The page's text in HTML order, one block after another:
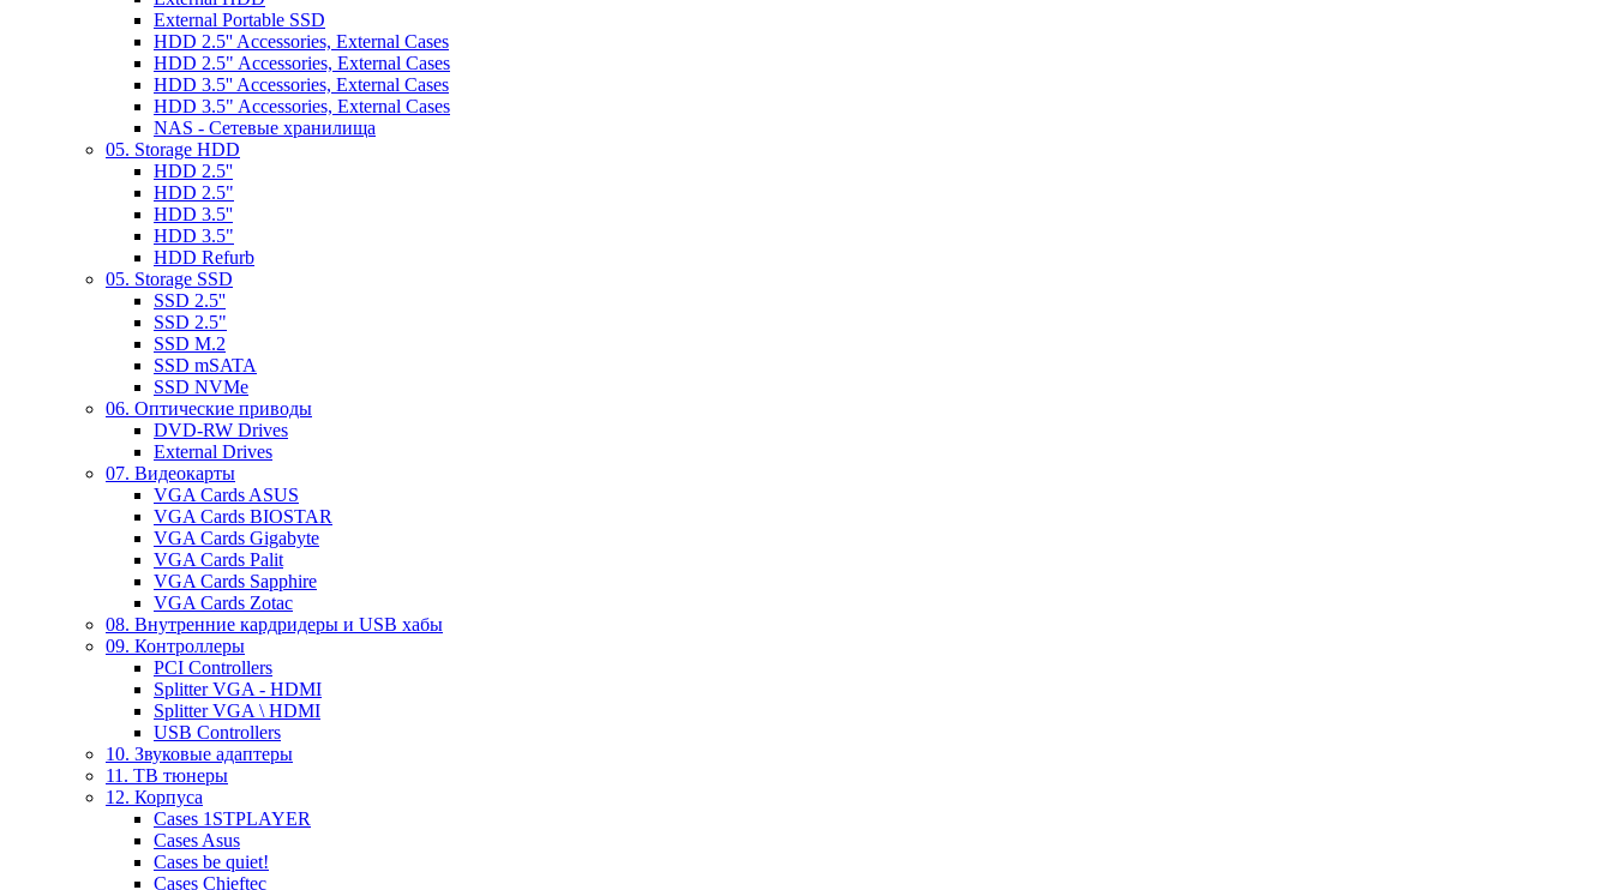
External Portable SSD
HDD 2.5'' Accessories, External Cases
HDD 2.5" Accessories, External Cases
HDD 3.5'' Accessories, External Cases
HDD 3.5" Accessories, External Cases
NAS - Сетевые хранилища
05. Storage HDD
HDD 2.5''
HDD 2.5"
HDD 3.5''
HDD 3.5"
HDD Refurb
05. Storage SSD
SSD 2.5''
SSD 2.5"
SSD M.2
SSD mSATA
SSD NVMe
06. Оптические приводы
DVD-RW Drives
External Drives
07. Видеокарты
VGA Cards ASUS
VGA Cards BIOSTAR
VGA Cards Gigabyte
VGA Cards Palit
VGA Cards Sapphire
VGA Cards Zotac
08. Внутренние кардридеры и USB хабы
09. Контроллеры
PCI Controllers
Splitter VGA - HDMI
Splitter VGA \ HDMI
USB Controllers
10. Звуковые адаптеры
11. ТВ тюнеры
12. Корпуса
Cases 1STPLAYER
Cases Asus
Cases be quiet!
Cases Chieftec